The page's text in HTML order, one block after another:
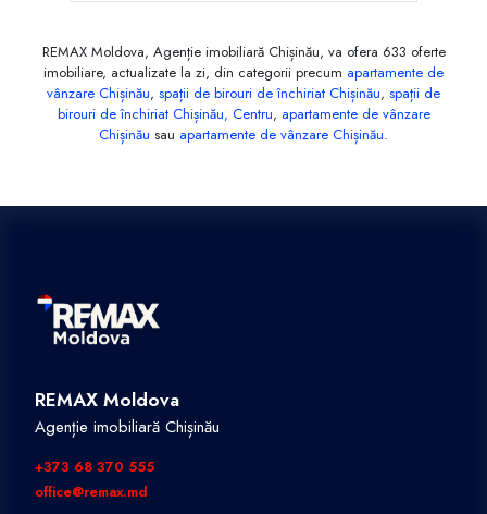
REMAX Moldova, Agenție imobiliară Chișinău, va ofera 633 oferte
imobiliare, actualizate la zi, din categorii precum apartamente de
vânzare Chișinău, spații de birouri de închiriat Chișinău, spații de
birouri de închiriat Chișinău, Centru, apartamente de vânzare
Chișinău sau apartamente de vânzare Chișinău.
REMAX Moldova
Agenție imobiliară Chișinău
+373 68 370 555
office@remax.md